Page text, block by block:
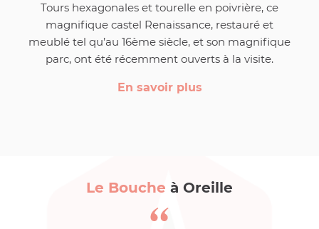
Tours hexagonales et tourelle en poivrière, ce
magnifique castel Renaissance, restauré et
meublé tel qu’au 16ème siècle, et son magnifique
parc, ont été récemment ouverts à la visite.
En savoir plus
Le Bouche à Oreille